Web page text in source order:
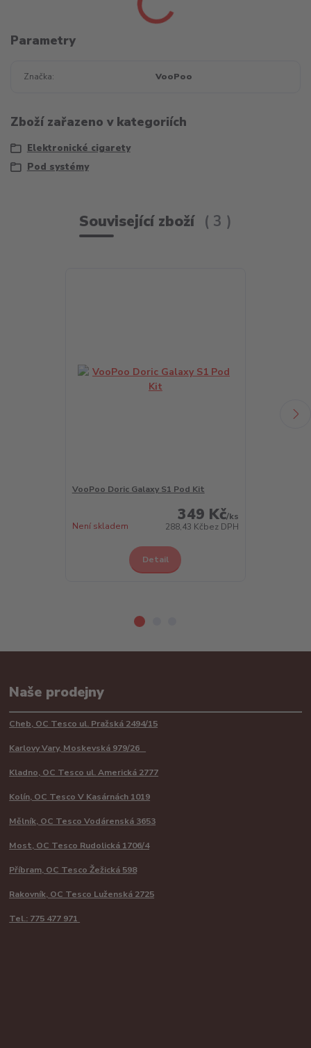
Parametry
Značka VooPoo
Zboží zařazeno v kategoriích
Elektronické cigarety
Pod systémy
Související zboží 3
VooPoo Doric Galaxy S1 Pod Kit
349 Kč/ks
288,43 Kčbez DPH
Není skladem
Detail
Naše prodejny
Cheb, OC Tesco ul. Pražská 2494/15
Karlovy Vary, Moskevská 979/26
Kladno, OC Tesco ul. Americká 2777
Kolín, OC Tesco V Kasárnách 1019
Mělník, OC Tesco Vodárenská 3653
Most, OC Tesco Rudolická 1706/4
Příbram, OC Tesco Žežická 598
Rakovník, OC Tesco Luženská 2725
Tel.: 775 477 971